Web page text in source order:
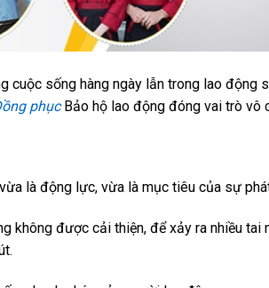
cuộc sống hàng ngày lẫn trong lao động
phụcBảo hộ lao động đóng vai trò vô
là động lực, vừa là mục tiêu của sự
không được cải thiện, để xảy ra nhiều